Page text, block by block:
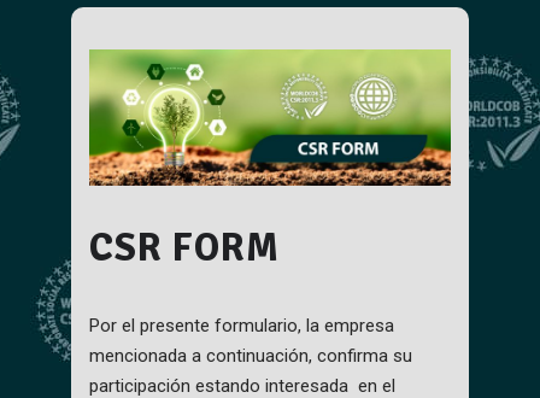
CSR FORM
Por el presente formulario, la empresa
mencionada a continuación, confirma su
participación estando interesada en el